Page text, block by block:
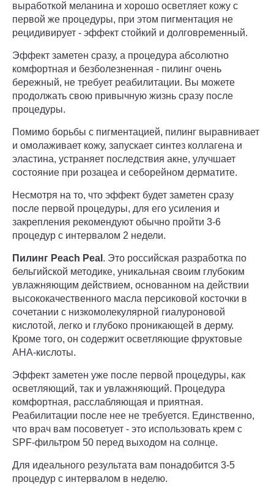
выработкой меланина и хорошо осветляет кожу с
первой же процедуры, при этом пигментация не
рецидивирует - эффект стойкий и долговременный.
Эффект заметен сразу, а процедура абсолютно
комфортная и безболезненная - пилинг очень
бережный, не требует реабилитации. Вы можете
продолжать свою привычную жизнь сразу после
процедуры.
Помимо борьбы с пигментацией, пилинг выравнивает
и омолаживает кожу, запускает синтез коллагена и
эластина, устраняет последствия акне, улучшает
состояние при розацеа и себорейном дерматите.
Несмотря на то, что эффект будет заметен сразу
после первой процедуры, для его усиления и
закрепления рекомендуют обычно пройти 3-6
процедур с интервалом 2 недели.
Пилинг Peach Peal . Это российская разработка по
бельгийской методике, уникальная своим глубоким
увлажняющим действием, основанном на действии
высококачественного масла персиковой косточки в
сочетании с низкомолекулярной гиалуроновой
кислотой, легко и глубоко проникающей в дерму.
Кроме того, он содержит осветляющие фруктовые
AHA-кислоты.
Эффект заметен уже после первой процедуры, как
осветляющий, так и увлажняющий. Процедура
комфортная, расслабляющая и приятная.
Реабилитации после нее не требуется. Единственно,
что врач вам посоветует - это использовать крем с
SPF-фильтром 50 перед выходом на солнце.
Для идеального результата вам понадобится 3-5
процедур с интервалом в неделю.